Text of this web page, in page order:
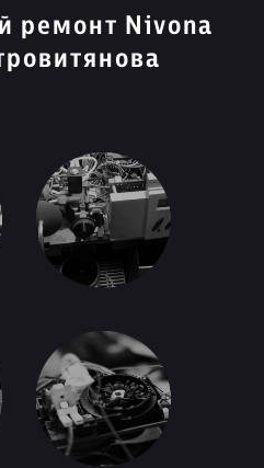
ремонт Nivona